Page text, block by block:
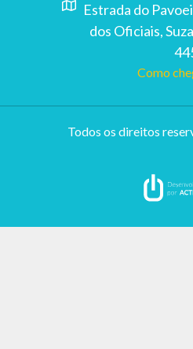
Estrada do
dos Oficiais,
Como
Todos os direitos